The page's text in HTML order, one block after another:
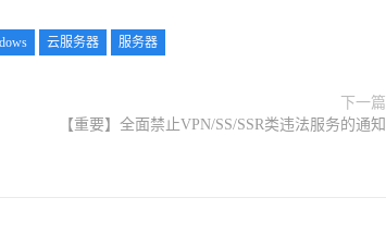
云服务器 服务器
下一篇
【重要】全面禁止VPN/SS/SSR类违法服务的通知